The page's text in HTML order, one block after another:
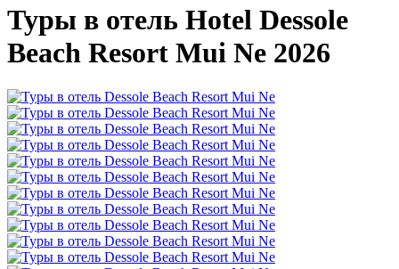
Туры в отель Hotel Dessole
Beach Resort Mui Ne 2026